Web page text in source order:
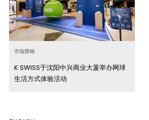
市场营销
K·SWISS于沈阳中兴商业大厦举办网球
生活方式体验活动